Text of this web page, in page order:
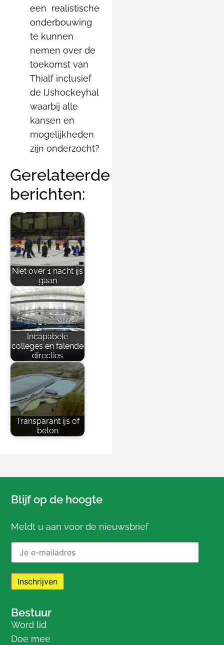
een realistische
onderbouwing
te kunnen
nemen over de
toekomst van
Thialf inclusief
de IJshockeyhal
waarbij alle
kansen en
mogelijkheden
zijn onderzocht?
Gerelateerde
berichten:
Niet over 1 nacht ijs
gaan
Incapabele
colleges en falende
directies
Transparant ijs of
beton
Blijf op de hoogte
Meldt u aan voor de nieuwsbrief
Bestuur
Word lid
Doe mee